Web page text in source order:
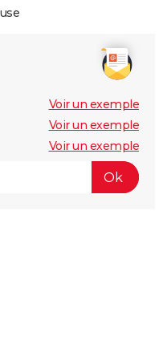
Voir un exemple
Voir un exemple
Voir un exemple